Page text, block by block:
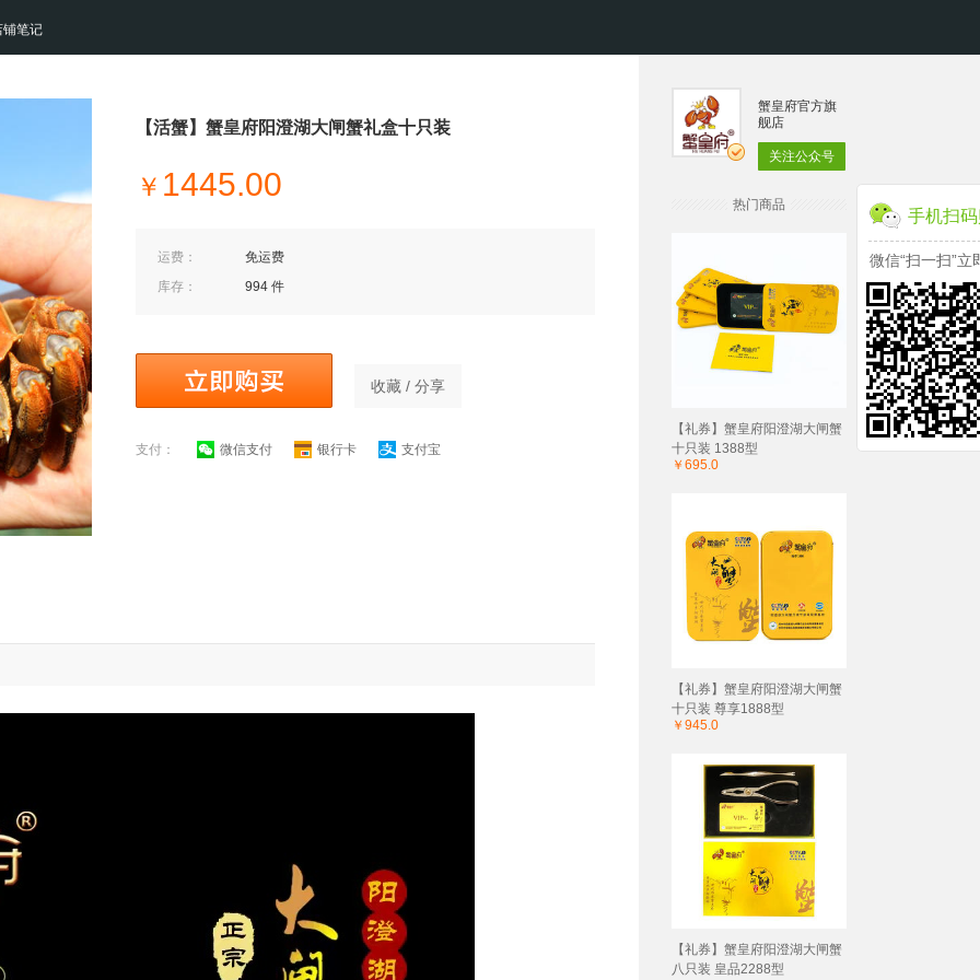
铺笔记
【活蟹】蟹皇府阳澄湖大闸蟹礼盒十只装
￥ 1445.00
运费：
免运费
库存：
994 件
收藏 / 分享
支付： 微信支付 银行卡 支付宝
蟹皇府官方旗
舰店
关注公众号
热门商品
【礼券】蟹皇府阳澄湖大闸蟹
十只装 1388型
￥695.0
【礼券】蟹皇府阳澄湖大闸蟹
十只装 尊享1888型
￥945.0
【礼券】蟹皇府阳澄湖大闸蟹
八只装 皇品2288型
手机扫
微信“扫一扫”立